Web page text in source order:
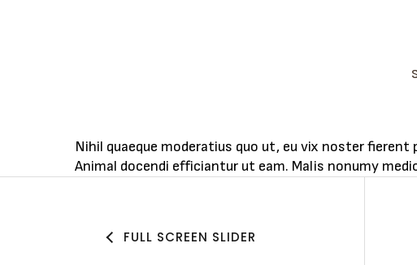
Nihil quaeque moderatius quo ut, eu vix noster
Animal docendi efficiantur ut eam. Malis nonumy
FULL SCREEN SLIDER